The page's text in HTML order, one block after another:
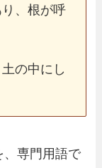
、根が呼
の中にし
、専門用語で